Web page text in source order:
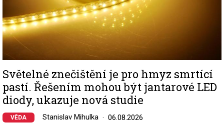
Světelné znečištění je pro hmyz smrtící
pastí. Řešením mohou být jantarové LED
diody, ukazuje nová studie
VĚDA Stanislav Mihulka 06.08.2026